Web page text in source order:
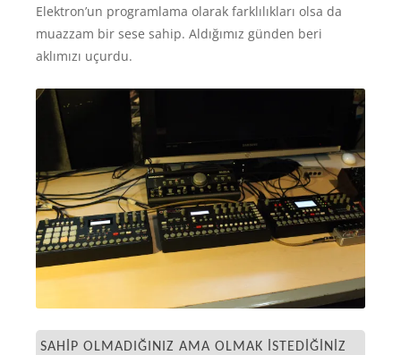
Elektron’un programlama olarak farklılıkları olsa da
muazzam bir sese sahip. Aldığımız günden beri
aklımızı uçurdu.
SAHIP OLMADIĞINIZ AMA OLMAK ISTEDIĞINIZ